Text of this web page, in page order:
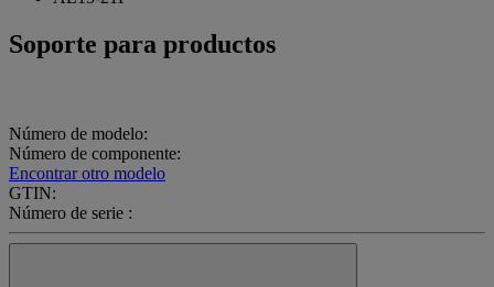
Soporte para productos
Número de modelo:
Número de componente:
Encontrar otro modelo
GTIN:
Número de serie :